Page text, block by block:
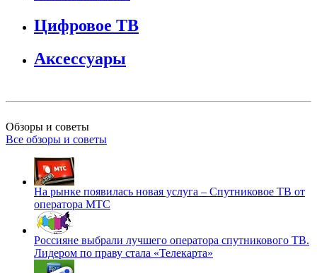
Цифровое ТВ
Аксессуары
Обзоры и советы
Все обзоры и советы
На рынке появилась новая услуга – Спутниковое ТВ от
оператора МТС
Россияне выбрали лучшего оператора спутникового ТВ.
Лидером по праву стала «Телекарта»